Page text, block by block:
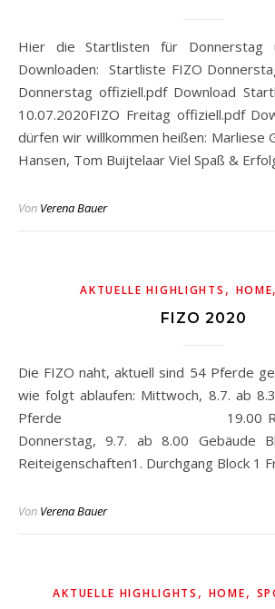
Hier die Startlisten für Donnerstag und Freitag zum
Downloaden: Startliste FIZO
Donnerstag offiziell.pdf Download
10.07.2020FIZO Freitag offiziell.pdf
dürfen wir willkommen heißen: Marliese
Hansen, Tom Buijtelaar Viel Spaß &
Von Verena Bauer
AKTUELLE HIGHLIGHTS , HOME,
FIZO 2020
Die FIZO naht, aktuell sind 54 Pferde genannt und es wird
wie folgt ablaufen: Mittwoch, 8.7. ab
Pferde 19.00
Donnerstag, 9.7. ab 8.00 Gebäude
Reiteigenschaften1. Durchgang Block 1
Von Verena Bauer
AKTUELLE HIGHLIGHTS , HOME,